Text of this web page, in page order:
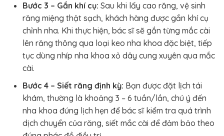
Bước 3 – Gắn khí cụ: Sau khi lấy cao răng, vệ sinh
răng miệng thật sạch, khách hàng được gắn khí cụ
chỉnh nha. Khi thực hiện, bác sĩ sẽ gắn từng mắc cài
lên răng thông qua loại keo nha khoa đặc biệt, tiếp
tục dùng nhíp nha khoa xỏ dây cung xuyên qua mắc
cài.
Bước 4 – Siết răng định kỳ: Bạn được đặt lịch tái
khám, thường là khoảng 3 – 6 tuần/lần, chú ý đến
nha khoa đúng lịch hẹn để bác sĩ kiểm tra quá trình
dịch chuyển của răng, siết mắc cài để đảm bảo theo